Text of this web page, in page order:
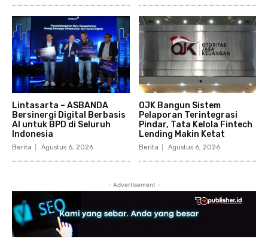
Lintasarta – ASBANDA
Bersinergi Digital Berbasis
AI untuk BPD di Seluruh
Indonesia
Berita Agustus 6, 2026
OJK Bangun Sistem
Pelaporan Terintegrasi
Pindar, Tata Kelola Fintech
Lending Makin Ketat
Berita Agustus 6, 2026
- Advertisement -